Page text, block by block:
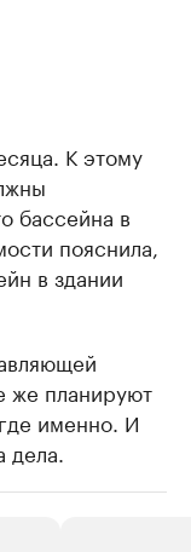
К этому
бассейна в
пояснила,
в здании
же планируют
именно. И
дела.